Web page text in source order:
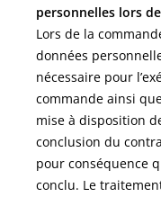
personnelles lors
Lors de la
données
nécessaire pour
commande ainsi
mise à disposition
conclusion du
pour conséquence
conclu. Le